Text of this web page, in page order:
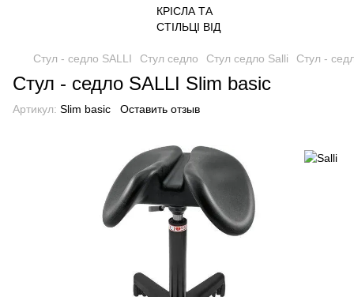
Стул - седло SALLI Стул седло Стул седло Salli Стул -
Стул - седло SALLI Slim basic
Артикул: Slim basic Оставить отзыв